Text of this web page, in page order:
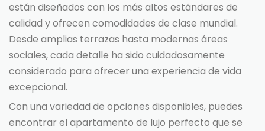
están diseñados con los más altos estándares de
calidad y ofrecen comodidades de clase mundial.
Desde amplias terrazas hasta modernas áreas
sociales, cada detalle ha sido cuidadosamente
considerado para ofrecer una experiencia de vida
excepcional.
Con una variedad de opciones disponibles, puedes
encontrar el apartamento de lujo perfecto que se